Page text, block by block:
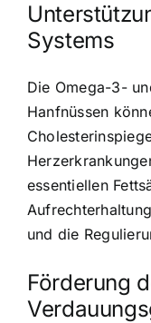
Systems
Die Omega-3-
Hanfnüssen
essentiellen
und die
Förderung